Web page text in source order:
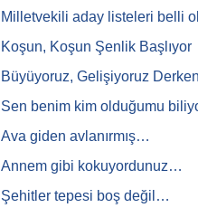
Milletvekili aday listeleri belli
Koşun, Koşun Şenlik Başlıyor
Büyüyoruz, Gelişiyoruz
Sen benim kim olduğumu
Ava giden avlanırmış…
Annem gibi kokuyordunuz…
Şehitler tepesi boş değil…